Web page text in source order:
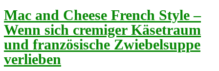
Mac and Cheese French Style –
Wenn sich cremiger Käsetraum
und französische Zwiebelsuppe
verlieben